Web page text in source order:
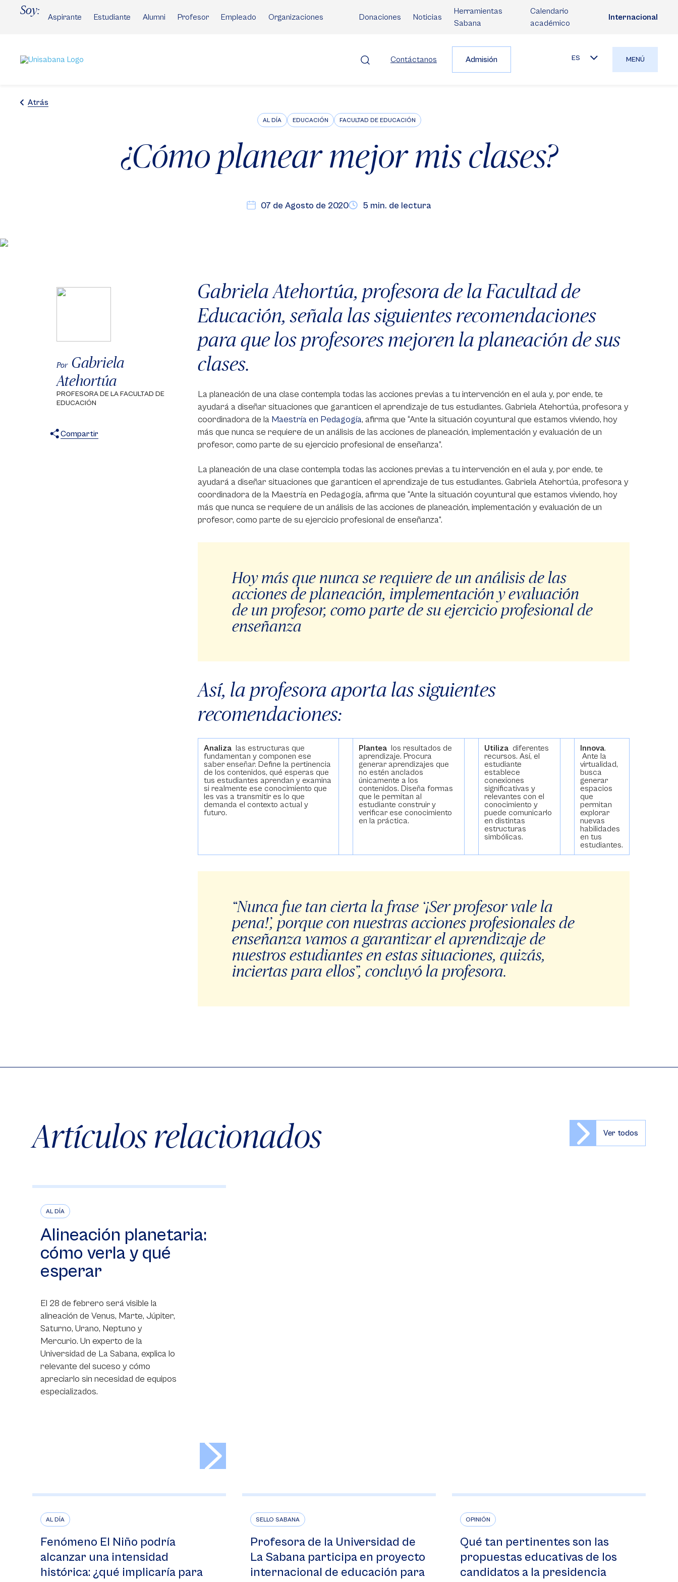
Soy:
Aspirante Estudiante Alumni Profesor Empleado Organizaciones Donaciones Noticias
Herramientas
Sabana
Calendario
académico
Internacional
Contáctanos Admisión ES MENÚ
Atrás
AL DÍA EDUCACIÓN FACULTAD DE EDUCACIÓN
¿Cómo planear mejor mis clases?
07 de Agosto de 2020 5 min. de lectura
Por Gabriela
Atehortúa
PROFESORA DE LA FACULTAD DE
EDUCACIÓN
Compartir
Gabriela Atehortúa, profesora de la Facultad de
Educación, señala las siguientes recomendaciones
para que los profesores mejoren la planeación de sus
clases.
La planeación de una clase contempla todas las acciones previas a tu intervención en el aula y, por ende, te
ayudará a diseñar situaciones que garanticen el aprendizaje de tus estudiantes. Gabriela Atehortúa, profesora y
coordinadora de la Maestría en Pedagogía, afirma que “Ante la situación coyuntural que estamos viviendo, hoy
más que nunca se requiere de un análisis de las acciones de planeación, implementación y evaluación de un
profesor, como parte de su ejercicio profesional de enseñanza”.
La planeación de una clase contempla todas las acciones previas a tu intervención en el aula y, por ende, te
ayudará a diseñar situaciones que garanticen el aprendizaje de tus estudiantes. Gabriela Atehortúa, profesora y
coordinadora de la Maestría en Pedagogía, afirma que “Ante la situación coyuntural que estamos viviendo, hoy
más que nunca se requiere de un análisis de las acciones de planeación, implementación y evaluación de un
profesor, como parte de su ejercicio profesional de enseñanza”.
Hoy más que nunca se requiere de un análisis de las
acciones de planeación, implementación y evaluación
de un profesor, como parte de su ejercicio profesional de
enseñanza
Así, la profesora aporta las siguientes
recomendaciones:
Analiza las estructuras que
fundamentan y componen ese
saber enseñar. Define la pertinencia
de los contenidos, qué esperas que
tus estudiantes aprendan y examina
si realmente ese conocimiento que
les vas a transmitir es lo que
demanda el contexto actual y
futuro.
Plantea los resultados de
aprendizaje. Procura
generar aprendizajes que
no estén anclados
únicamente a los
contenidos. Diseña formas
que le permitan al
estudiante construir y
verificar ese conocimiento
en la práctica.
Utiliza diferentes
recursos. Así, el
estudiante
establece
conexiones
significativas y
relevantes con el
conocimiento y
puede comunicarlo
en distintas
estructuras
simbólicas.
Innova.
Ante la
virtualidad,
busca
generar
espacios
que
permitan
explorar
nuevas
habilidades
en tus
estudiantes.
“Nunca fue tan cierta la frase ‘¡Ser profesor vale la
pena!’, porque con nuestras acciones profesionales de
enseñanza vamos a garantizar el aprendizaje de
nuestros estudiantes en estas situaciones, quizás,
inciertas para ellos”, concluyó la profesora.
Artículos relacionados Ver todos
AL DÍA
Alineación planetaria:
cómo verla y qué
esperar
El 28 de febrero será visible la
alineación de Venus, Marte, Júpiter,
Saturno, Urano, Neptuno y
Mercurio. Un experto de la
Universidad de La Sabana, explica lo
relevante del suceso y cómo
apreciarlo sin necesidad de equipos
especializados.
AL DÍA
Fenómeno El Niño podría
alcanzar una intensidad
histórica: ¿qué implicaría para
SELLO SABANA
Profesora de la Universidad de
La Sabana participa en proyecto
internacional de educación para
OPINIÓN
Qué tan pertinentes son las
propuestas educativas de los
candidatos a la presidencia